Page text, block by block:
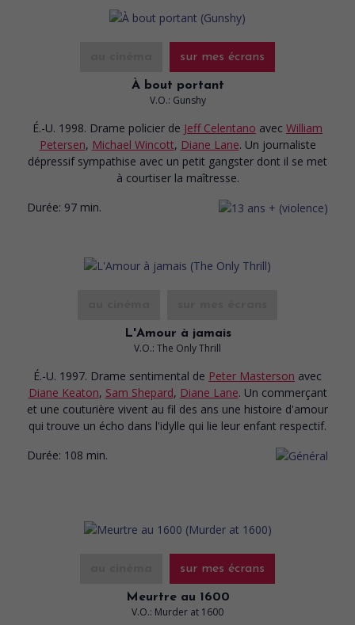
sur mes écrans
À bout portant
V.O.: Gunshy
É.-U. 1998. Drame policier de Jeff Celentano avec William
Petersen, Michael Wincott, Diane Lane. Un journaliste
dépressif sympathise avec un petit gangster dont il se met
à courtiser la maîtresse.
Durée: 97 min.
L'Amour à jamais
V.O.: The Only Thrill
É.-U. 1997. Drame sentimental de Peter Masterson avec
Diane Keaton, Sam Shepard, Diane Lane. Un commerçant
et une couturière vivent au fil des ans une histoire d'amour
qui trouve un écho dans l'idylle qui lie leur enfant respectif.
Durée: 108 min.
sur mes écrans
Meurtre au 1600
V.O.: Murder at 1600